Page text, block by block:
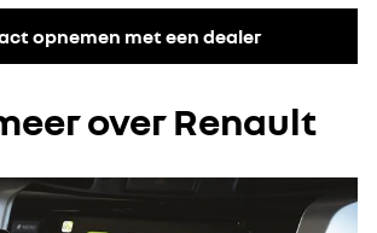
opnemen met een dealer
over Renault